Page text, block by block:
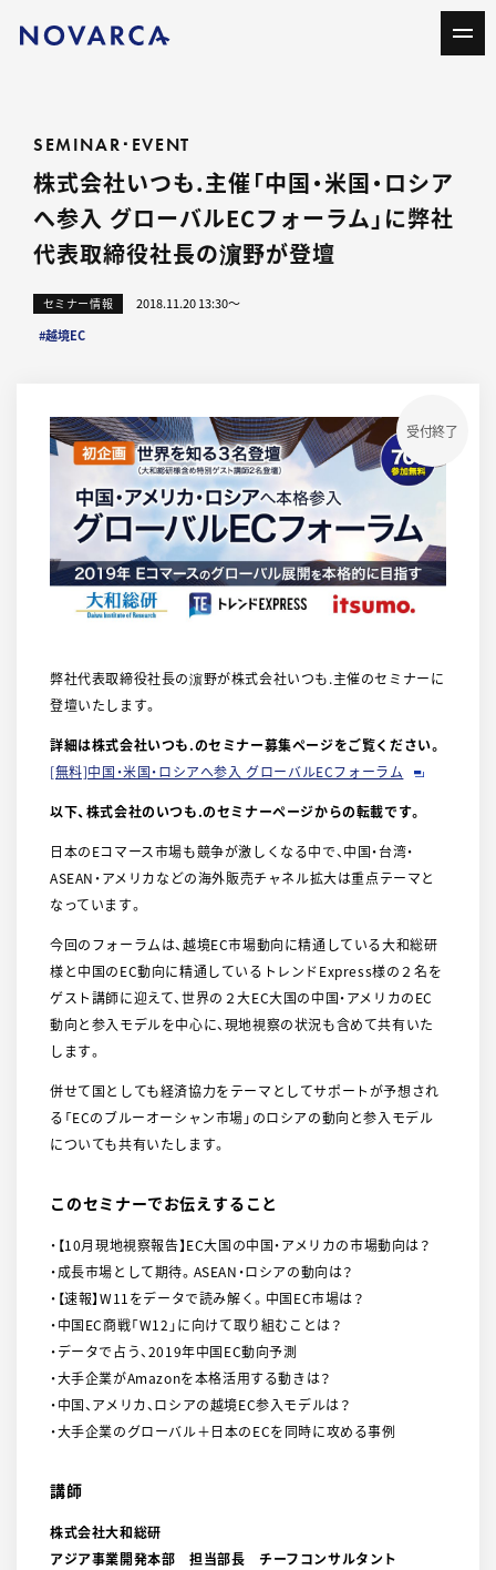
SEMINAR･EVENT
株式会社いつも.主催「中国・米国・ロシア
へ参入 グローバルECフォーラム」に弊社
代表取締役社長の濵野が登壇
セミナー情報
2018.11.20 13:30〜
#越境EC
受付終了
弊社代表取締役社長の濵野が株式会社いつも.主催のセミナーに
登壇いたします。
詳細は株式会社いつも.のセミナー募集ページをご覧ください。
[無料]中国・米国・ロシアへ参入 グローバルECフォーラム
以下、株式会社のいつも.のセミナーページからの転載です。
日本のEコマース市場も競争が激しくなる中で、中国・台湾・
ASEAN・アメリカなどの海外販売チャネル拡大は重点テーマと
なっています。
今回のフォーラムは、越境EC市場動向に精通している大和総研
様と中国のEC動向に精通しているトレンドExpress様の２名を
ゲスト講師に迎えて、世界の２大EC大国の中国・アメリカのEC
動向と参入モデルを中心に、現地視察の状況も含めて共有いた
します。
併せて国としても経済協力をテーマとしてサポートが予想され
る「ECのブルーオーシャン市場」のロシアの動向と参入モデル
についても共有いたします。
このセミナーでお伝えすること
・【10月現地視察報告】EC大国の中国・アメリカの市場動向は？
・成長市場として期待。ASEAN・ロシアの動向は？
・【速報】W11をデータで読み解く。中国EC市場は？
・中国EC商戦「W12」に向けて取り組むことは？
・データで占う、2019年中国EC動向予測
・大手企業がAmazonを本格活用する動きは？
・中国、アメリカ、ロシアの越境EC参入モデルは？
・大手企業のグローバル＋日本のECを同時に攻める事例
講師
株式会社大和総研
アジア事業開発本部 担当部長 チーフコンサルタント